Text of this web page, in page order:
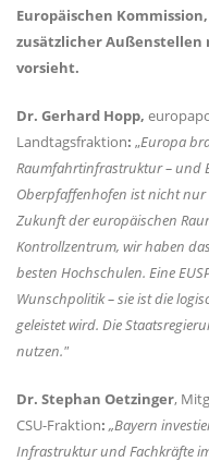
Europäischen
zusätzlicher Außenstellen
vorsieht.
Dr. Gerhard Hopp,
Landtagsfraktion: Europa
Raumfahrtinfrastruktur – und
Oberpfaffenhofen ist nicht
Zukunft der europäischen
Kontrollzentrum, wir haben
besten Hochschulen. Eine
Wunschpolitik – sie ist die
geleistet wird. Die
nutzen."
Dr. Stephan Oetzinger,
CSU-Fraktion: Bayern
Infrastruktur und Fachkräfte